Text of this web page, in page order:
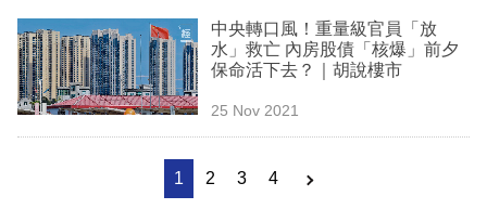
中央轉口風！重量級官員「放
水」救亡 內房股債「核爆」前夕
保命活下去？｜胡說樓市
25 Nov 2021
1 2 3 4